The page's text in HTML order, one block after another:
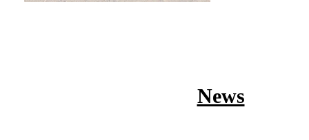
News